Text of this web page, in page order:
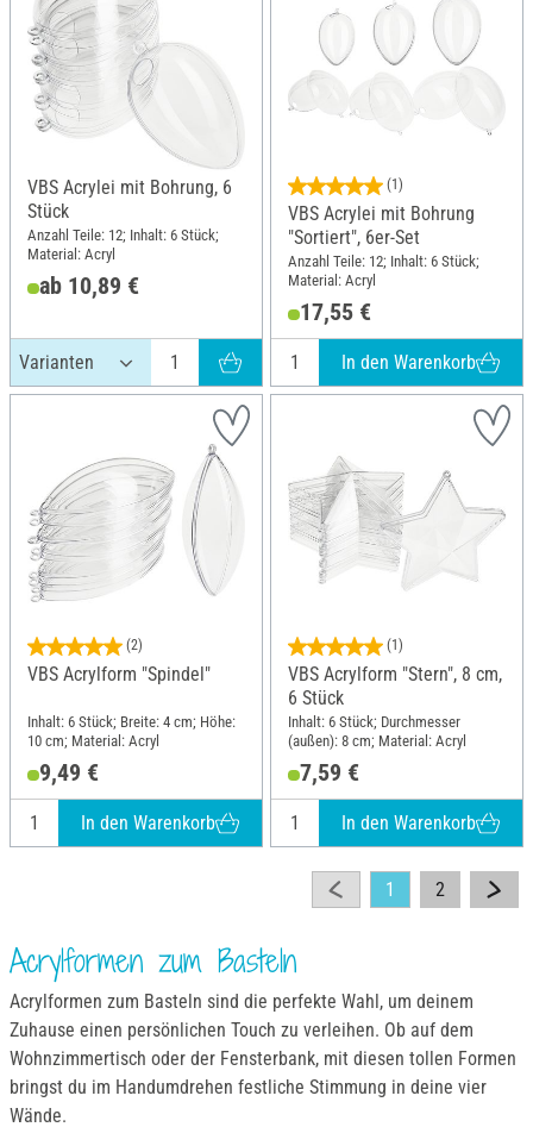
VBS Acrylei mit Bohrung, 6
Stück
Anzahl Teile: 12; Inhalt: 6 Stück;
Material: Acryl
ab 10,89 €
(1)
VBS Acrylei mit Bohrung
"Sortiert", 6er-Set
Anzahl Teile: 12; Inhalt: 6 Stück;
Material: Acryl
17,55 €
In den Warenkorb
(2)
VBS Acrylform "Spindel"
Inhalt: 6 Stück; Breite: 4 cm; Höhe:
10 cm; Material: Acryl
9,49 €
In den Warenkorb
(1)
VBS Acrylform "Stern", 8 cm,
6 Stück
Inhalt: 6 Stück; Durchmesser
(außen): 8 cm; Material: Acryl
7,59 €
In den Warenkorb
1 2
Acrylformen zum Basteln
Acrylformen zum Basteln sind die perfekte Wahl, um deinem
Zuhause einen persönlichen Touch zu verleihen. Ob auf dem
Wohnzimmertisch oder der Fensterbank, mit diesen tollen Formen
bringst du im Handumdrehen festliche Stimmung in deine vier
Wände.